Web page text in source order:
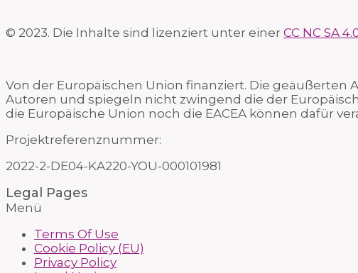
© 2023. Die Inhalte sind lizenziert unter einer CC NC SA
Von der Europäischen Union finanziert. Die
Autoren und spiegeln nicht zwingend die der
die Europäische Union noch die EACEA können dafür
Projektreferenznummer:
2022-2-DE04-KA220-YOU-000101981
Legal Pages
Menü
Terms Of Use
Cookie Policy (EU)
Privacy Policy